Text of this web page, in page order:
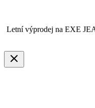
Letní výprodej na EXE